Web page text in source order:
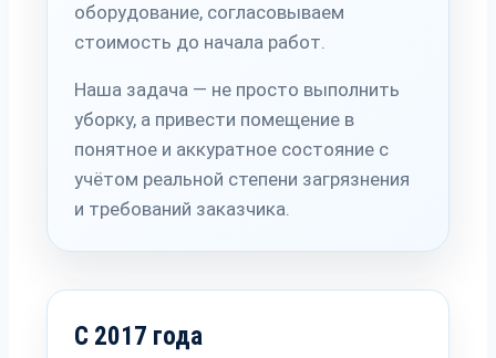
оборудование, согласовываем
стоимость до начала работ.
Наша задача — не просто выполнить
уборку, а привести помещение в
понятное и аккуратное состояние с
учётом реальной степени загрязнения
и требований заказчика.
С 2017 года